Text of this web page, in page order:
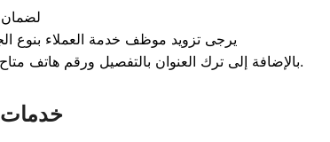
لضمان
يرجى تزويد موظف خدمة العملاء بنوع
بالإضافة إلى ترك العنوان بالتفصيل ورقم هاتف متاح للاتصال، مما يساعد الفني على تحضير المعدات وقطع الغيار الأصلية المطلوبة قبل التحرك إليك.
خدمات